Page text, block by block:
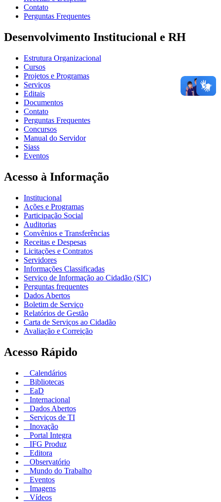
Contato
Perguntas Frequentes
Desenvolvimento Institucional e RH
Estrutura Organizacional
Cursos
Projetos e Programas
Serviços
Editais
Documentos
Contato
Perguntas Frequentes
Concursos
Manual do Servidor
Siass
Eventos
Acesso à Informação
Institucional
Ações e Programas
Participação Social
Auditorias
Convênios e Transferências
Receitas e Despesas
Licitações e Contratos
Servidores
Informações Classificadas
Serviço de Informação ao Cidadão (SIC)
Perguntas frequentes
Dados Abertos
Boletim de Serviço
Relatórios de Gestão
Carta de Serviços ao Cidadão
Avaliação e Correição
Acesso Rápido
Calendários
Bibliotecas
EaD
Internacional
Dados Abertos
Serviços de TI
Inovação
Portal Integra
IFG Produz
Editora
Observatório
Mundo do Trabalho
Eventos
Imagens
Vídeos